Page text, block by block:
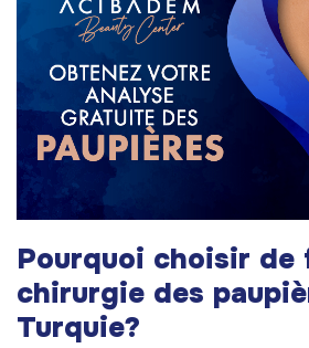
Pourquoi choisir de
chirurgie des
Turquie?